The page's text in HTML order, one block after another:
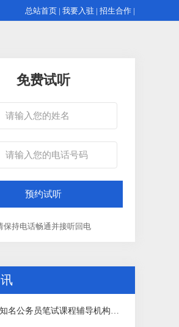
总站首页 | 我要入驻 | 招生合作 |
免费试听
保持电话畅通并接听回电
名公务员笔试课程辅导机构排名